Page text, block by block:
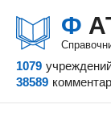
Ф
1079
38589